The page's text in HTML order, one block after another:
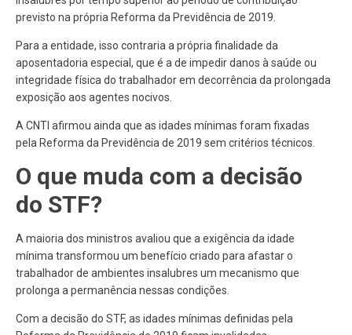
previsto na própria Reforma da Previdência de 2019.
Para a entidade, isso contraria a própria finalidade da
aposentadoria especial, que é a de impedir danos à saúde ou
integridade física do trabalhador em decorrência da prolongada
exposição aos agentes nocivos.
A CNTI afirmou ainda que as idades mínimas foram fixadas
pela Reforma da Previdência de 2019 sem critérios técnicos.
O que muda com a decisão
do STF?
A maioria dos ministros avaliou que a exigência da idade
mínima transformou um benefício criado para afastar o
trabalhador de ambientes insalubres um mecanismo que
prolonga a permanência nessas condições.
Com a decisão do STF, as idades mínimas definidas pela